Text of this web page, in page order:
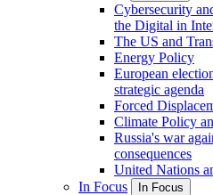
Cybersecurity
the Digital in
The US and
Energy Policy
European
strategic agenda
Forced
Climate Policy
Russia's war
consequences
United Nations
In Focus
In Focus